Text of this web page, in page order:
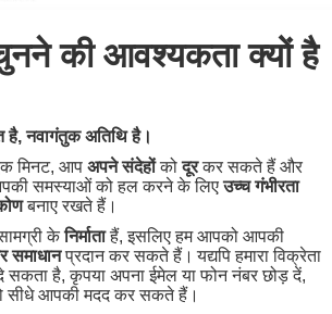
की आवश्यकता क्यों है
है, नवागंतुक अतिथि है।
मिनट, आप अपने संदेहोंकोदूरकर सकते हैं और
समस्याओं को हल करने के लिएउच्च गंभीरता
बनाए रखते हैं।
केनिर्माताहैं, इसलिए हम आपको आपकी
समाधानप्रदान कर सकते हैं। यद्यपि हमारा विक्रेता
सकता है, कृपया अपना ईमेल या फोन नंबर छोड़ दें,
सीधे आपकी मदद कर सकते हैं।